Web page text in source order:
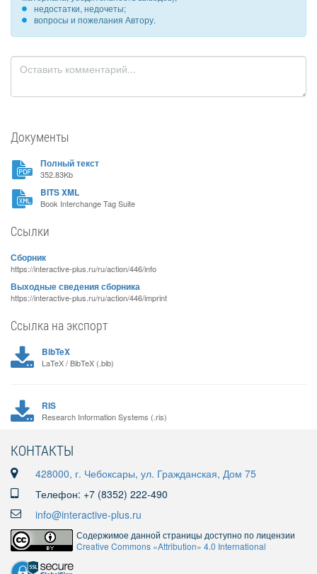
недостатки, недочеты;
вопросы и пожелания Автору.
Документы
Полный текст
352.83Kb
BITS XML
Book Interchange Tag Suite
Ссылки
Сборник
https://interactive-plus.ru/ru/action/446/info
Выходные сведения сборника
https://interactive-plus.ru/ru/action/446/imprint
Ссылка на экспорт
BibTeX
LaTeX / BibTeX (.bib)
RIS
Research Information Systems (.ris)
КОНТАКТЫ
428000, г. Чебоксары, ул. Гражданская, Дом 75
Телефон: +7 (8352) 222-490
info@interactive-plus.ru
Содержимое данной страницы доступно по лицензии
Creative Commons «Attribution» 4.0 International